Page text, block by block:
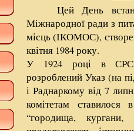
Цей День
Міжнародної ради з
місць (ІКОМОС),
квітня 1984 року.
У 1924 році в СРСР
розроблений Указ (на
і Раднаркому від 7
комітетам
“городища,